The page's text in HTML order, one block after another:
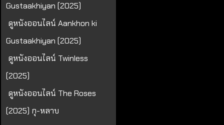
Gustaakhiyan (2025)
ดูหนังออนไลน์ Aankhon ki
Gustaakhiyan (2025)
ดูหนังออนไลน์ Twinless
(2025)
ดูหนังออนไลน์ The Roses
(2025) กุ-หลาบ